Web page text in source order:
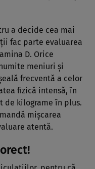
a decide cea mai
fac parte evaluarea
D. Orice
meniuri şi
frecventă a celor
fizică intensă, în
de kilograme în plus.
mişcarea
atentă.